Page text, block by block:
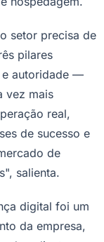
setor precisa de
pilares
e autoridade —
vez mais
real,
de sucesso e
de
salienta.
digital foi um
da empresa,